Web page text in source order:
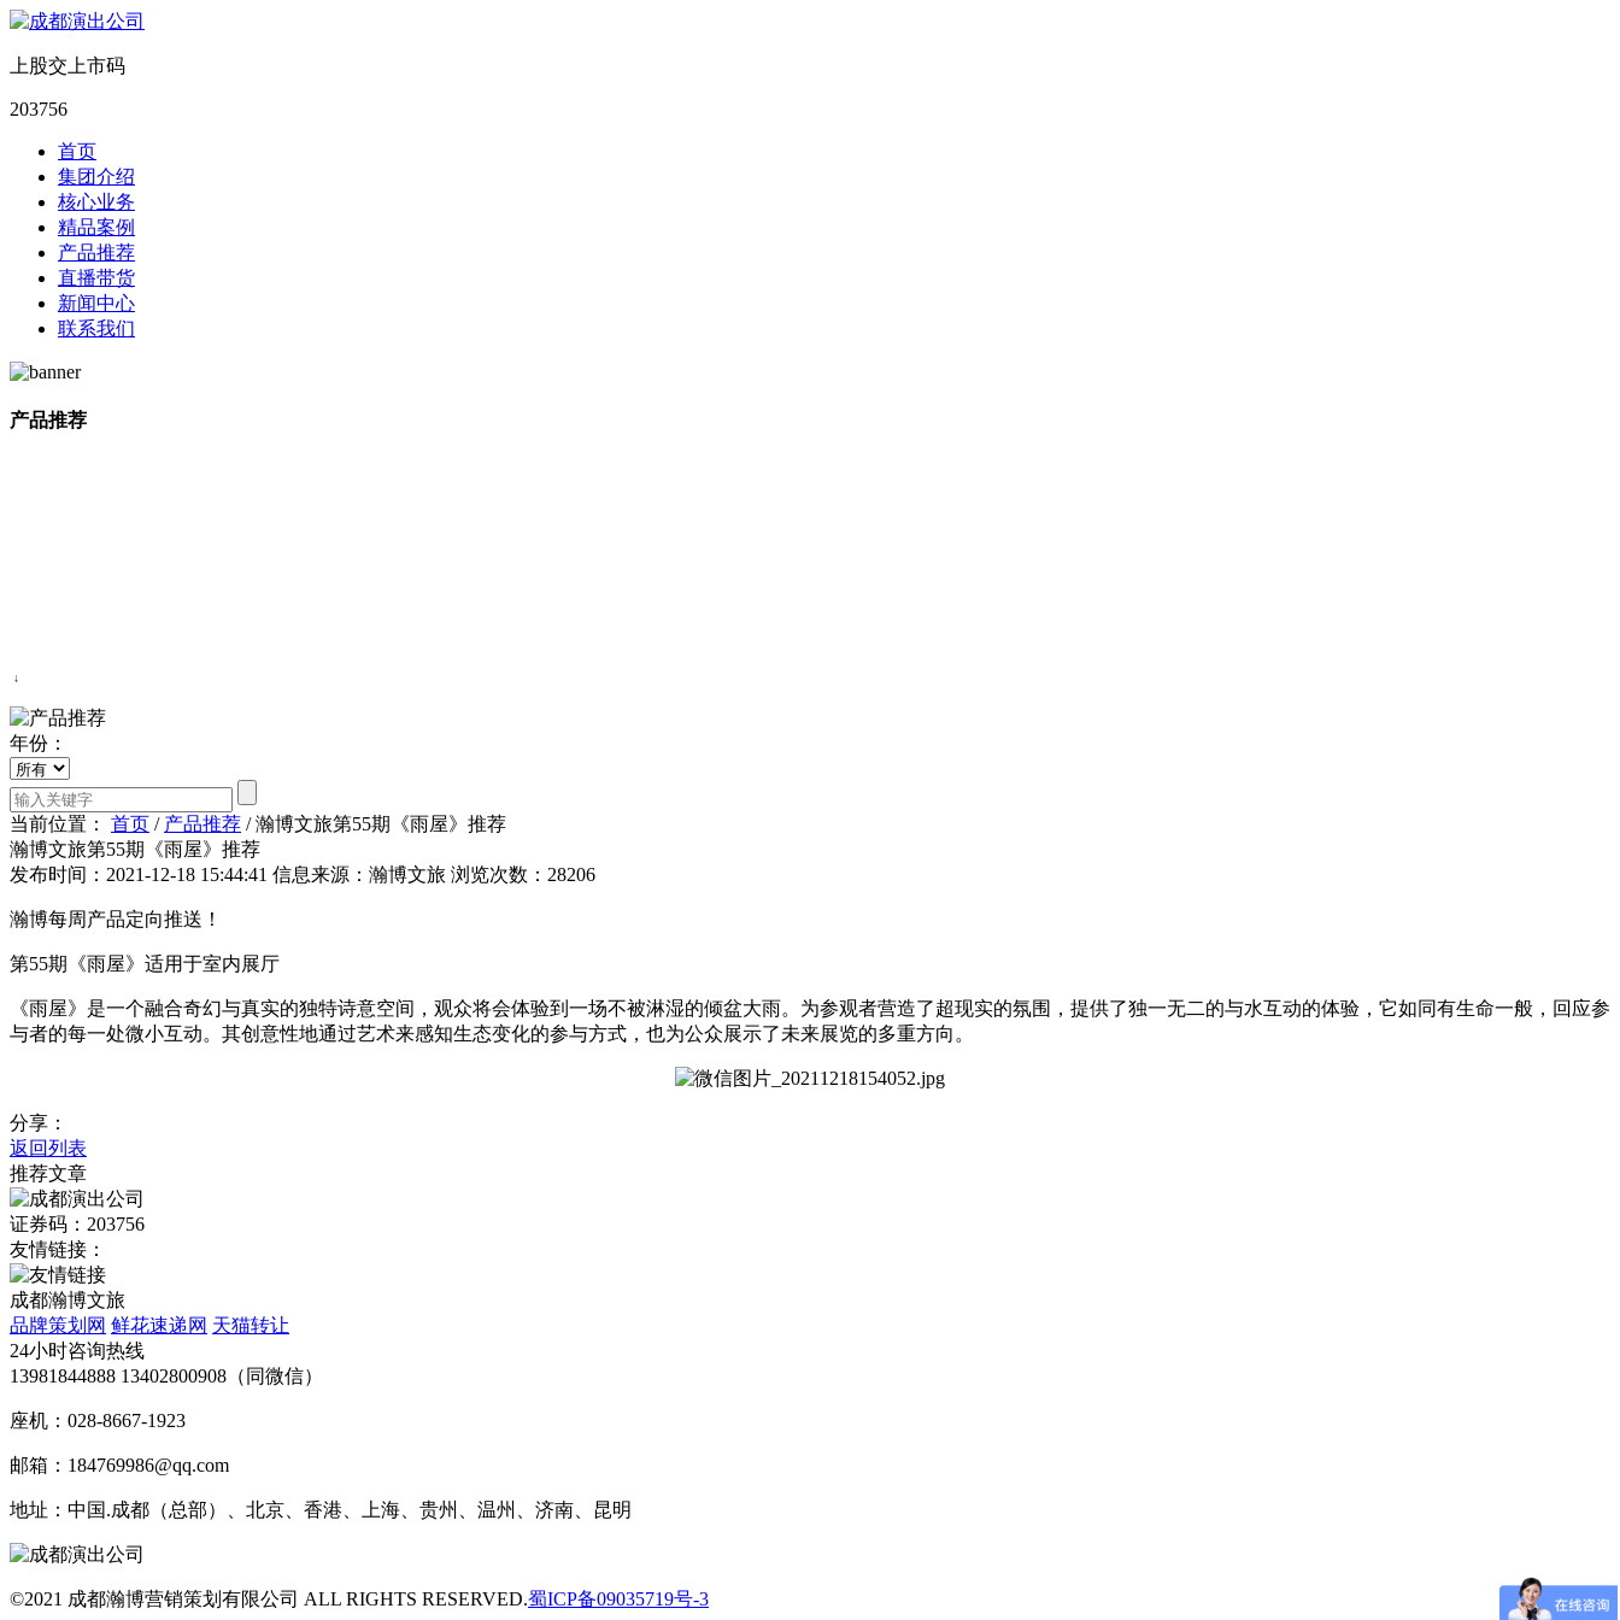
上股交上市码
203756
首页
集团介绍
核心业务
精品案例
产品推荐
直播带货
新闻中心
联系我们
产品推荐
↓
年份：
当前位置： 首页 / 产品推荐 /瀚博文旅第55期《雨屋》推荐
瀚博文旅第55期《雨屋》推荐
发布时间：2021-12-18 15:44:41 信息来源：瀚博文旅 浏览次数：28206
瀚博每周产品定向推送！
第55期《雨屋》适用于室内展厅
《雨屋》是一个融合奇幻与真实的独特诗意空间，观众将会体验到一场不被淋湿的倾盆大雨。为参观者营造了超现实的氛围，提供了独一无二的与水互动的体验，它如同有生命一般，回应参
与者的每一处微小互动。其创意性地通过艺术来感知生态变化的参与方式，也为公众展示了未来展览的多重方向。
分享：
返回列表
推荐文章
证券码：203756
友情链接：
成都瀚博文旅
品牌策划网 鲜花速递网 天猫转让
24小时咨询热线
13981844888 13402800908（同微信）
座机：028-8667-1923
邮箱：184769986@qq.com
地址：中国.成都（总部）、北京、香港、上海、贵州、温州、济南、昆明
©2021 成都瀚博营销策划有限公司 ALL RIGHTS RESERVED.蜀ICP备09035719号-3